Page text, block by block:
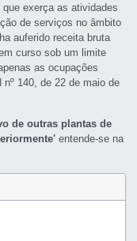
exerça as atividades
de serviços no âmbito
auferido receita bruta
curso sob um limite
as ocupações
140, de 22 de maio de
de outras plantas de
entende-se na